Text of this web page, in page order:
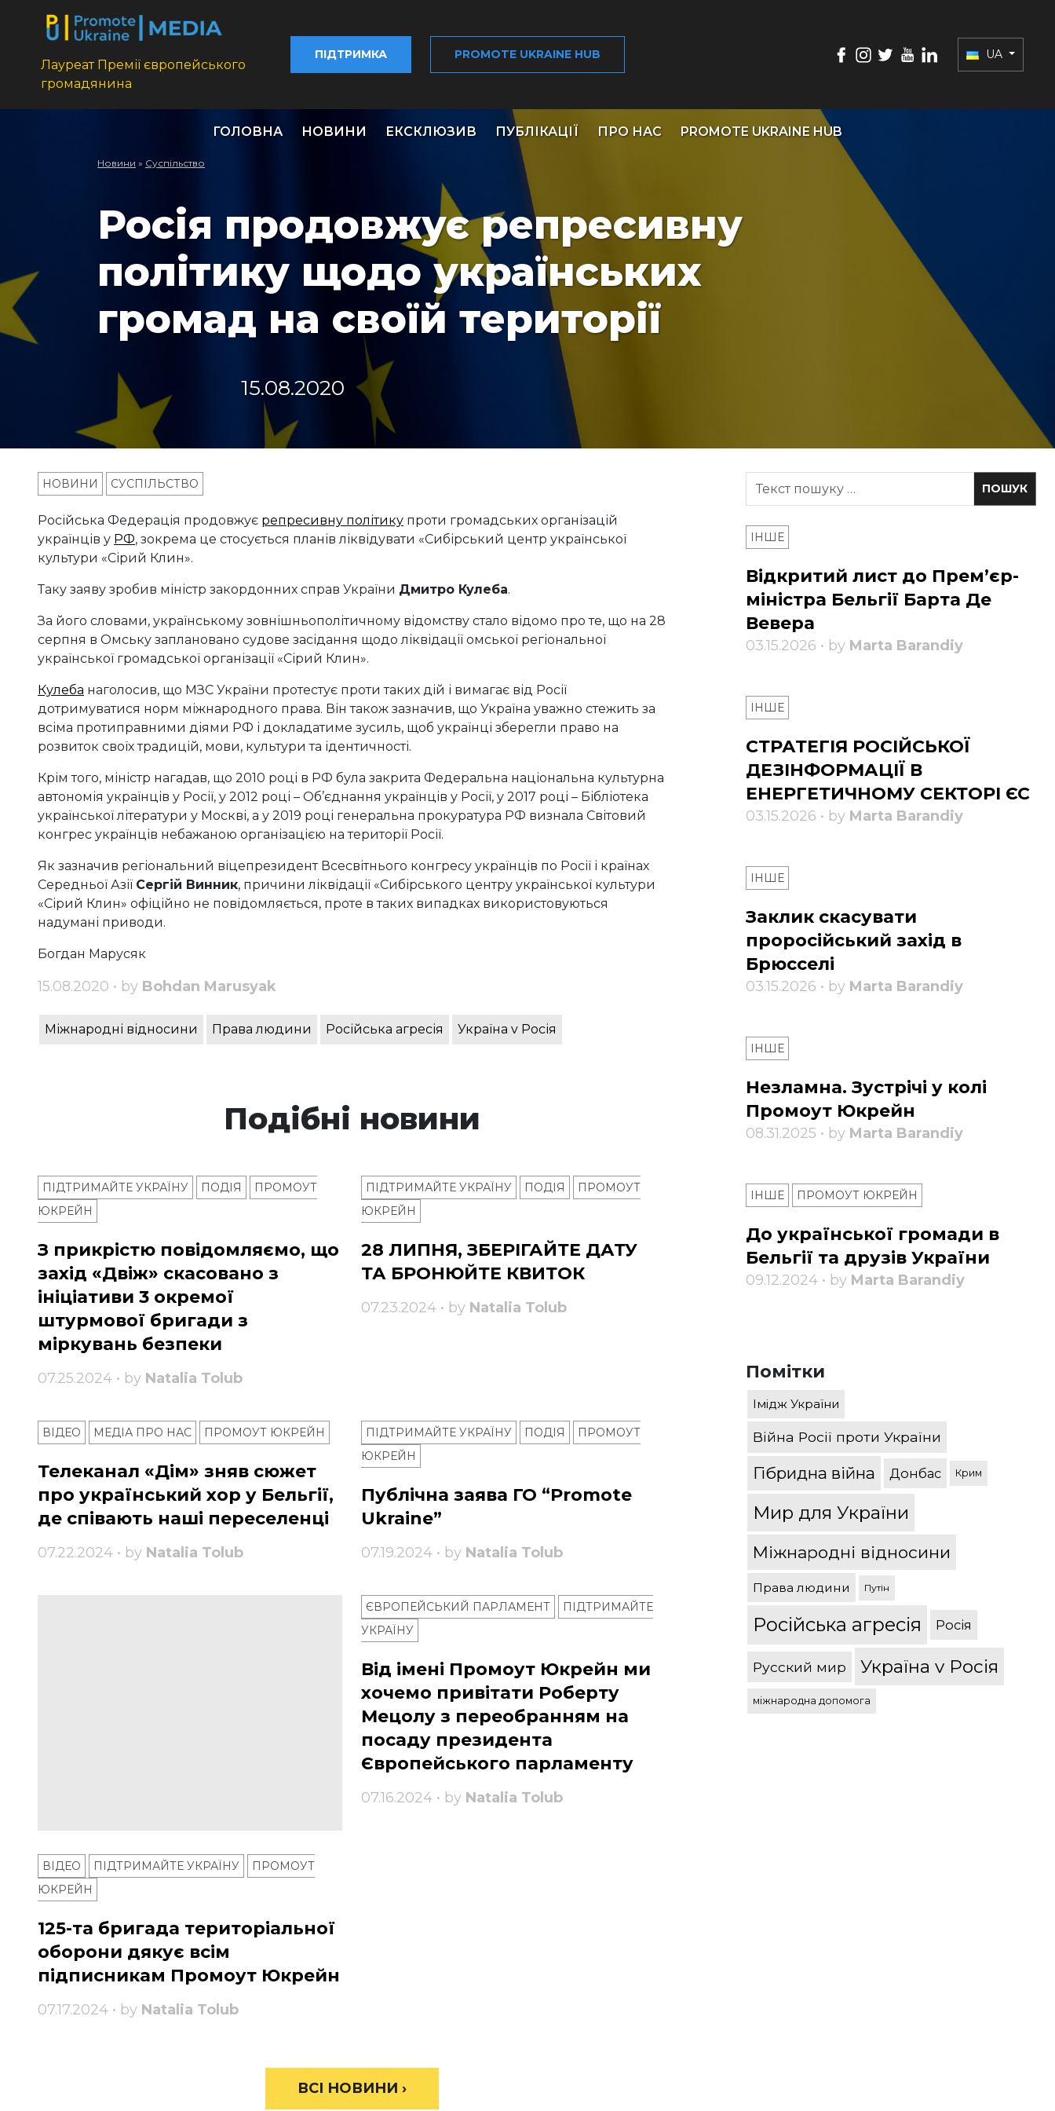
Лауреат Премії європейського
громадянина
ПІДТРИМКА PROMOTE UKRAINE HUB UA
ГОЛОВНА НОВИНИ ЕКСКЛЮЗИВ ПУБЛІКАЦІЇ ПРО НАС PROMOTE UKRAINE HUB
Новини » Суспільство
Росія продовжує репресивну
політику щодо українських
громад на своїй території
15.08.2020
НОВИНИ СУСПІЛЬСТВО
Російська Федерація продовжує репресивну політику проти громадських організацій
українців у РФ, зокрема це стосується планів ліквідувати «Сибірський центр української
культури «Сірий Клин».
Таку заяву зробив міністр закордонних справ України Дмитро Кулеба.
За його словами, українському зовнішньополітичному відомству стало відомо про те, що на 28
серпня в Омську заплановано судове засідання щодо ліквідації омської регіональної
української громадської організації «Сірий Клин».
Кулеба наголосив, що МЗС України протестує проти таких дій і вимагає від Росії
дотримуватися норм міжнародного права. Він також зазначив, що Україна уважно стежить за
всіма протиправними діями РФ і докладатиме зусиль, щоб українці зберегли право на
розвиток своїх традицій, мови, культури та ідентичності.
Крім того, міністр нагадав, що 2010 році в РФ була закрита Федеральна національна культурна
автономія українців у Росії, у 2012 році – Об’єднання українців у Росії, у 2017 році – Бібліотека
української літератури у Москві, а у 2019 році генеральна прокуратура РФ визнала Світовий
конгрес українців небажаною організацією на території Росії.
Як зазначив регіональний віцепрезидент Всесвітнього конгресу українців по Росії і країнах
Середньої Азії Сергій Винник, причини ліквідації «Сибірського центру української культури
«Сірий Клин» офіційно не повідомляється, проте в таких випадках використовуються
надумані приводи.
Богдан Марусяк
15.08.2020 • by Bohdan Marusyak
Міжнародні відносини Права людини Російська агресія Україна v Росія
Подібні новини
ПІДТРИМАЙТЕ УКРАЇНУ ПОДІЯ
ПРОМОУТ
ЮКРЕЙН
З прикрістю повідомляємо, що
захід «Двіж» скасовано з
ініціативи 3 окремої
штурмової бригади з
міркувань безпеки
07.25.2024 • by Natalia Tolub
ПІДТРИМАЙТЕ УКРАЇНУ ПОДІЯ
ПРОМОУТ
ЮКРЕЙН
28 ЛИПНЯ, ЗБЕРІГАЙТЕ ДАТУ
ТА БРОНЮЙТЕ КВИТОК
07.23.2024 • by Natalia Tolub
ВІДЕО МЕДІА ПРО НАС ПРОМОУТ ЮКРЕЙН
Телеканал «Дім» зняв сюжет
про український хор у Бельгії,
де співають наші переселенці
07.22.2024 • by Natalia Tolub
ПІДТРИМАЙТЕ УКРАЇНУ ПОДІЯ
ПРОМОУТ
ЮКРЕЙН
Публічна заява ГО “Promote
Ukraine”
07.19.2024 • by Natalia Tolub
ВІДЕО ПІДТРИМАЙТЕ УКРАЇНУ
ПРОМОУТ
ЮКРЕЙН
125-та бригада територіальної
оборони дякує всім
підписникам Промоут Юкрейн
07.17.2024 • by Natalia Tolub
ЄВРОПЕЙСЬКИЙ ПАРЛАМЕНТ
ПІДТРИМАЙТЕ
УКРАЇНУ
Від імені Промоут Юкрейн ми
хочемо привітати Роберту
Мецолу з переобранням на
посаду президента
Європейського парламенту
07.16.2024 • by Natalia Tolub
ВСІ НОВИНИ ›
ІНШЕ
Відкритий лист до Прем’єр-
міністра Бельгії Барта Де
Вевера
03.15.2026 • by Marta Barandiy
ІНШЕ
СТРАТЕГІЯ РОСІЙСЬКОЇ
ДЕЗІНФОРМАЦІЇ В
ЕНЕРГЕТИЧНОМУ СЕКТОРІ ЄС
03.15.2026 • by Marta Barandiy
ІНШЕ
Заклик скасувати
проросійський захід в
Брюсселі
03.15.2026 • by Marta Barandiy
ІНШЕ
Незламна. Зустрічі у колі
Промоут Юкрейн
08.31.2025 • by Marta Barandiy
ІНШЕ ПРОМОУТ ЮКРЕЙН
До української громади в
Бельгії та друзів України
09.12.2024 • by Marta Barandiy
Помітки
Імідж України
Війна Росії проти України
Гібридна війна Донбас Крим
Мир для України
Міжнародні відносини
Права людини Путін
Російська агресія Росія
Русский мир Україна v Росія
міжнародна допомога